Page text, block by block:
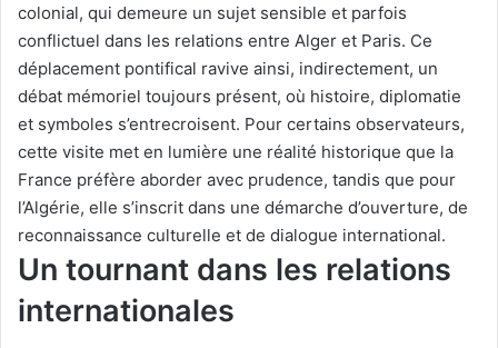
colonial, qui demeure un sujet sensible et parfois
conflictuel dans les relations entre Alger et Paris. Ce
déplacement pontifical ravive ainsi, indirectement, un
débat mémoriel toujours présent, où histoire, diplomatie
et symboles s’entrecroisent. Pour certains observateurs,
cette visite met en lumière une réalité historique que la
France préfère aborder avec prudence, tandis que pour
l’Algérie, elle s’inscrit dans une démarche d’ouverture, de
reconnaissance culturelle et de dialogue international.
Un tournant dans les relations
internationales